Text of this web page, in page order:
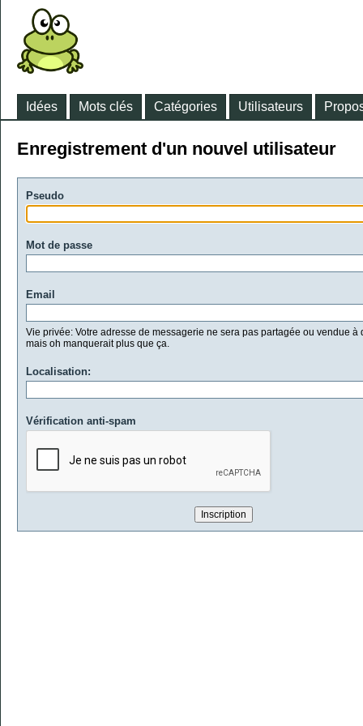
Idées Mots clés Catégories Utilisateurs
Enregistrement d'un nouvel utilisateur
Pseudo
Mot de passe
Email
Vie privée: Votre adresse de messagerie ne sera pas partagée ou vendue à
mais oh manquerait plus que ça.
Localisation:
Vérification anti-spam